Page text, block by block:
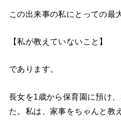
この出来事の私にとっての最
【私が教えていないこと】
であります。
長女を1歳から保育園に預け
た。私は、家事をちゃんと教